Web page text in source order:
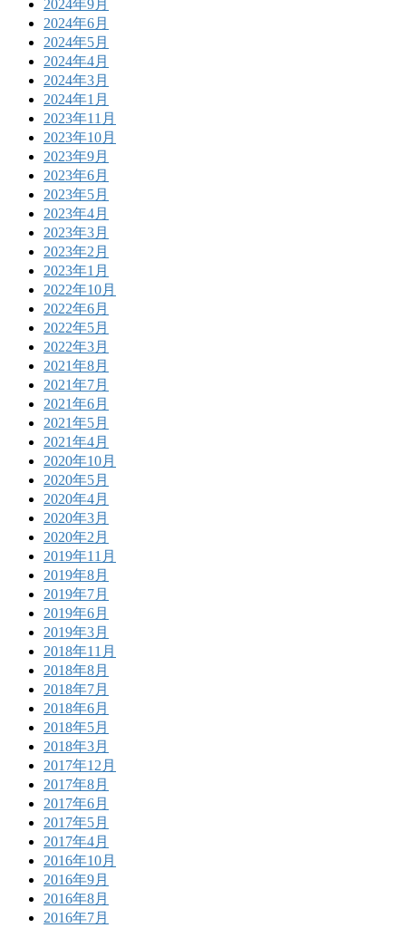
2024年9月
2024年6月
2024年5月
2024年4月
2024年3月
2024年1月
2023年11月
2023年10月
2023年9月
2023年6月
2023年5月
2023年4月
2023年3月
2023年2月
2023年1月
2022年10月
2022年6月
2022年5月
2022年3月
2021年8月
2021年7月
2021年6月
2021年5月
2021年4月
2020年10月
2020年5月
2020年4月
2020年3月
2020年2月
2019年11月
2019年8月
2019年7月
2019年6月
2019年3月
2018年11月
2018年8月
2018年7月
2018年6月
2018年5月
2018年3月
2017年12月
2017年8月
2017年6月
2017年5月
2017年4月
2016年10月
2016年9月
2016年8月
2016年7月